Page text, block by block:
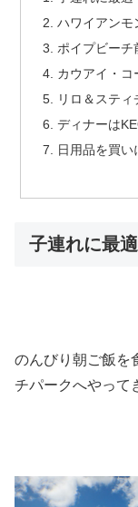
ハワイアンモ
ポイプビーチ
カウアイ・コ
リロ＆ステ
ディナーは
日用品を買い
子連れに最
のんびり朝ご飯を
チパークへやって